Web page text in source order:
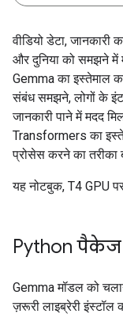
वीडियो डेटा,
और दुनिया को समझने में
Gemma का इस्तेमाल
संबंध समझने, लोगों के
जानकारी पाने में मदद
Transformers का
प्रोसेस करने का तरीका
यह नोटबुक, T4 GPU
Python पैकेज
Gemma मॉडल को
ज़रूरी लाइब्रेरी इंस्टॉल